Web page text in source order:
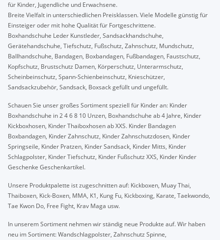
für Kinder, Jugendliche und Erwachsene.
Breite Vielfalt in unterschiedlichen Preisklassen. Viele Modelle günstig für
Einsteiger oder mit hohe Qualität für Fortgeschrittene.
Boxhandschuhe Leder Kunstleder, Sandsackhandschuhe,
Gerätehandschuhe, Tiefschutz, Fußschutz, Zahnschutz, Mundschutz,
Ballhandschuhe, Bandagen, Boxbandagen, Fußbandagen, Faustschutz,
Kopfschutz, Brustschutz Damen, Körperschutz, Unterarmschutz,
Scheinbeinschutz, Spann-Schienbeinschutz, Knieschützer,
Sandsackzubehör, Sandsack, Boxsack gefüllt und ungefüllt.
Schauen Sie unser großes Sortiment speziell für Kinder an: Kinder
Boxhandschuhe in 2 4 6 8 10 Unzen, Boxhandschuhe ab 4 Jahre, Kinder
Kickboxhosen, Kinder Thaiboxhosen ab XXS. Kinder Bandagen
Boxbandagen, Kinder Zahnschutz, Kinder Zahnschutzdosen, Kinder
Springseile, Kinder Pratzen, Kinder Sandsack, Kinder Mitts, Kinder
Schlagpolster, Kinder Tiefschutz, Kinder Fußschutz XXS, Kinder Kinder
Geschenke Geschenkartikel.
Unsere Produktpalette ist zugeschnitten auf: Kickboxen, Muay Thai,
Thaiboxen, Kick-Boxen, MMA, K1, Kung Fu, Kickboxing, Karate, Taekwondo,
Tae Kwon Do, Free Fight, Krav Maga usw.
In unserem Sortiment nehmen wir ständig neue Produkte auf. Wir haben
neu im Sortiment: Wandschlagpolster, Zahnschutz Spinne,